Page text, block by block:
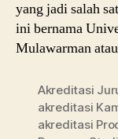
yang jadi salah
ini bernama
Mulawarman
Akreditasi
akreditasi
akreditasi